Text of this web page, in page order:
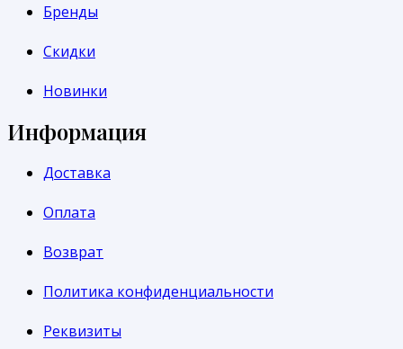
Бренды
Скидки
Новинки
Информация
Доставка
Оплата
Возврат
Политика конфиденциальности
Реквизиты